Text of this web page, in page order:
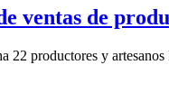
ventas de
productores y